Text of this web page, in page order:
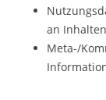
an
Meta-/